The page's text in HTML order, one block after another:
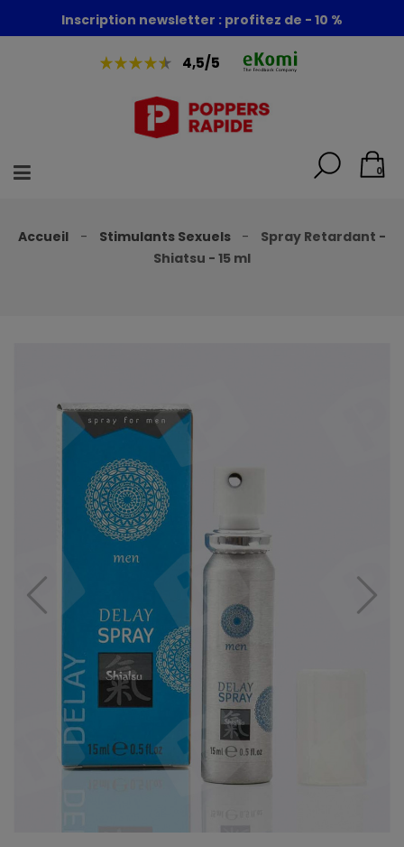
Foire aux poppers : - 30% + 1 poppers offert
Inscription newsletter : profitez de - 10 %
4,5/5
0
Accueil Stimulants Sexuels
Spray Retardant -
Shiatsu - 15 ml